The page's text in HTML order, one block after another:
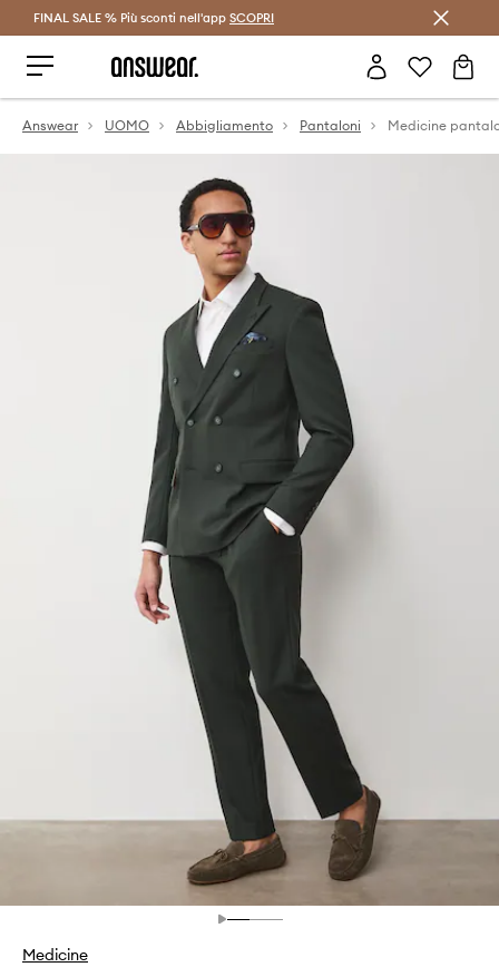
Risparmia con Answear Club >
FINAL SALE % Più sconti nell'app SCOPRI
Answear UOMO Abbigliamento Pantaloni
Medicine